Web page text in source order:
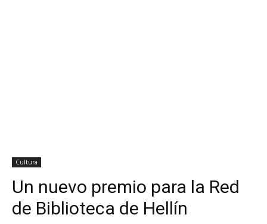
Cultura
Un nuevo premio para la Red
de Biblioteca de Hellín